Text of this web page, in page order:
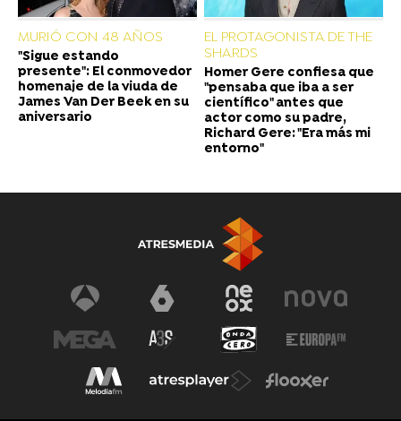
MURIÓ CON 48 AÑOS
"Sigue estando
presente": El conmovedor
homenaje de la viuda de
James Van Der Beek en su
aniversario
EL PROTAGONISTA DE THE
SHARDS
Homer Gere confiesa que
"pensaba que iba a ser
científico" antes que
actor como su padre,
Richard Gere: "Era más mi
entorno"